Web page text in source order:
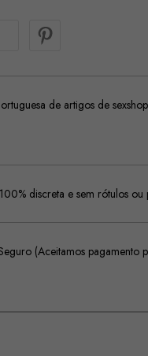
de artigos de
discreta e sem rótulos ou
(Aceitamos pagamento